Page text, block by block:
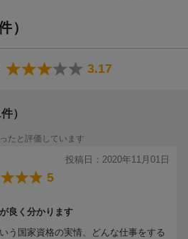
）
3.17
）
たと評価しています
投稿日：2020年11月01日
5
良く分かります
う国家資格の実情、どんな仕事をする